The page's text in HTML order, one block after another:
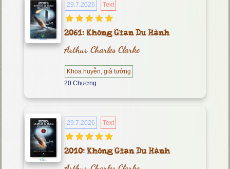
29.7.2026 Text
2061: Không Gian Du Hành
Arthur Charles Clarke
Khoa huyễn, giả tưởng
20 Chương
29.7.2026 Text
2010: Không Gian Du Hành